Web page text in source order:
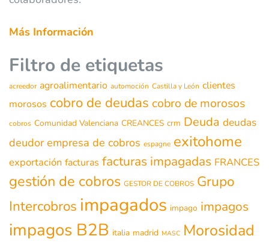
Más Información
Filtro de etiquetas
acreedor agroalimentario automoción Castilla y León clientes
morosos cobro de deudas cobro de morosos
cobros Comunidad Valenciana CREANCES crm Deuda deudas
deudor empresa de cobros espagne exitohome
exportación facturas facturas impagadas FRANCES
gestión de cobros GESTOR DE COBROS Grupo
Intercobros impagados impago impagos
impagos B2B italia madrid MASC Morosidad